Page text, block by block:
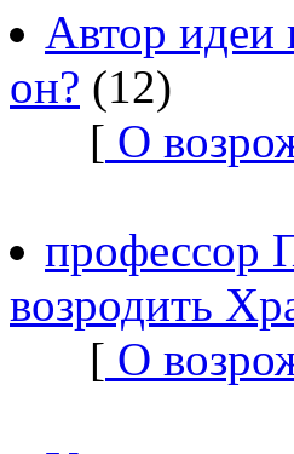
Автор
он? (12)
[ О
профессор
возродить
[ О